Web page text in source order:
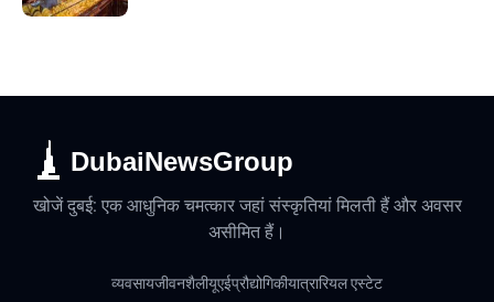
DubaiNewsGroup
खोजें दुबई: एक आधुनिक चमत्कार जहां संस्कृतियां मिलती हैं और अवसर
असीमित हैं।
व्यवसायजीवनशैलीयूएईप्रौद्योगिकीयात्रारियल एस्टेट